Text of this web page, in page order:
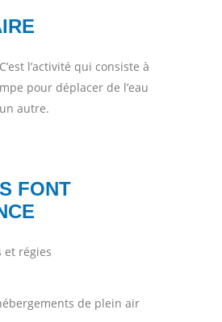
C’est l’activité qui consiste à
pour déplacer de l’eau
autre.
FONT
et régies
de plein air